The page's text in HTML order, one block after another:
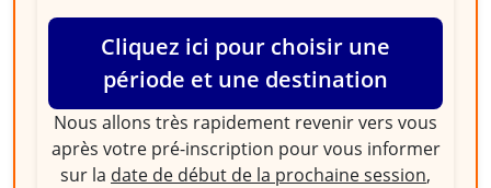
Cliquez ici pour choisir une
période et une destination
Nous allons très rapidement revenir vers vous
après votre pré-inscription pour vous informer
sur la date de début de la prochaine session,